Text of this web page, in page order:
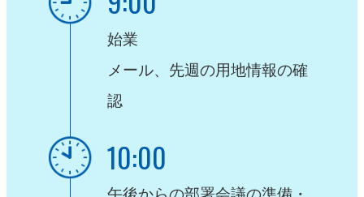
始業
メール、先週の用地情報の確
認
10:00